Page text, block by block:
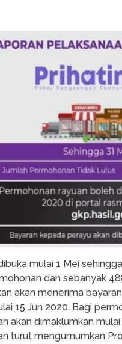
mulai 1 Mei
dan sebanyak
akan menerima
15 Jun 2020. Bagi
akan dimaklumkan mulai
turut mengumumkan